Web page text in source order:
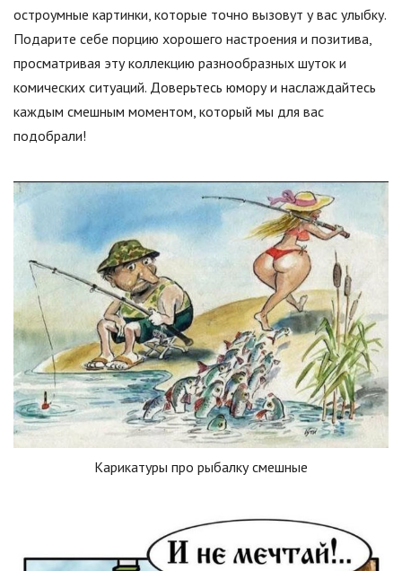
остроумные картинки, которые точно вызовут у вас улыбку.
Подарите себе порцию хорошего настроения и позитива,
просматривая эту коллекцию разнообразных шуток и
комических ситуаций. Доверьтесь юмору и наслаждайтесь
каждым смешным моментом, который мы для вас
подобрали!
Карикатуры про рыбалку смешные